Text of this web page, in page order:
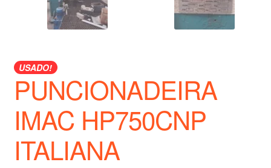
USADO!
PUNCIONADEIRA
IMAC HP750CNP
ITALIANA